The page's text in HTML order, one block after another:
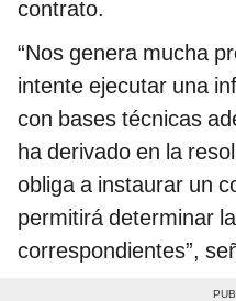
contrato.
“Nos genera mucha
intente ejecutar una
con bases técnicas
ha derivado en la
obliga a instaurar un
permitirá determinar
correspondientes”,